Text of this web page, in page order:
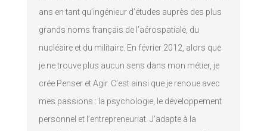
ans en tant qu’ingénieur d’études auprès des plus
grands noms français de l’aérospatiale, du
nucléaire et du militaire. En février 2012, alors que
je ne trouve plus aucun sens dans mon métier, je
crée Penser et Agir. C’est ainsi que je renoue avec
mes passions : la psychologie, le développement
personnel et l’entrepreneuriat. J’adapte à la